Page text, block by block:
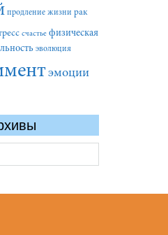
продление жизни рак
счастье физическая
эволюция
эмоции